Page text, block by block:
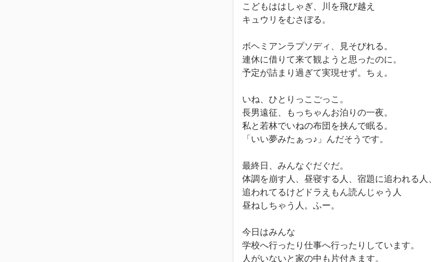
こどもははしゃぎ、川を飛び越え
キュウリをむさぼる。
ボヘミアンラプソディ、見そびれる。
連休に借りて来て観ようと思ったのに。
予定が詰まり過ぎて実現せず。ちぇ。
いね、ひとりっこごっこ。
長男遠征、もっちゃんお泊りの一夜。
私と若林でいねの布団を挟んで眠る。
「いい夢みたぁっ♪」んだそうです。
最終日、みんなぐだぐだ。
体調を崩す人、昼寝する人、宿題に追われる人、
追われてるけどドラえもん読んじゃう人
昼ねしちゃう人。ふー。
今日はみんな
学校へ行ったり仕事へ行ったりしています。
人がいないと家の中も片付きます。